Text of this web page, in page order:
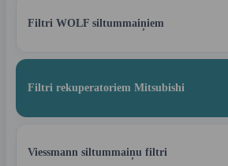
Filtri WOLF siltummaiņiem
Filtri rekuperatoriem Mitsubishi
Viessmann siltummaiņu filtri